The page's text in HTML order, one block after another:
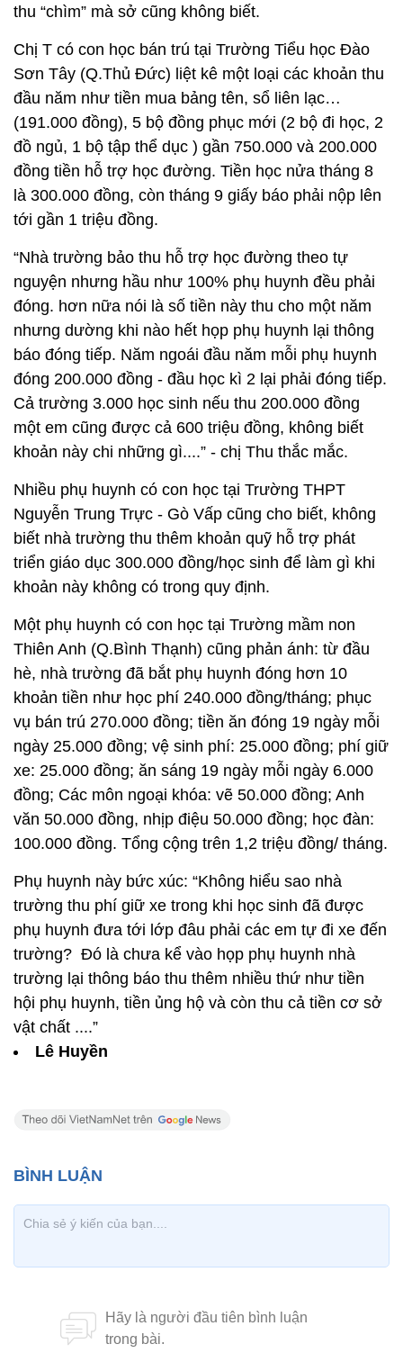
thu “chìm” mà sở cũng không biết.
Chị T có con học bán trú tại Trường Tiểu học Đào
Sơn Tây (Q.Thủ Đức) liệt kê một loại các khoản thu
đầu năm như tiền mua bảng tên, sổ liên lạc…
(191.000 đồng), 5 bộ đồng phục mới (2 bộ đi học, 2
đồ ngủ, 1 bộ tập thể dục ) gần 750.000 và 200.000
đồng tiền hỗ trợ học đường. Tiền học nửa tháng 8
là 300.000 đồng, còn tháng 9 giấy báo phải nộp lên
tới gần 1 triệu đồng.
“Nhà trường bảo thu hỗ trợ học đường theo tự
nguyện nhưng hầu như 100% phụ huynh đều phải
đóng. hơn nữa nói là số tiền này thu cho một năm
nhưng dường khi nào hết họp phụ huynh lại thông
báo đóng tiếp. Năm ngoái đầu năm mỗi phụ huynh
đóng 200.000 đồng - đầu học kì 2 lại phải đóng tiếp.
Cả trường 3.000 học sinh nếu thu 200.000 đồng
một em cũng được cả 600 triệu đồng, không biết
khoản này chi những gì....” - chị Thu thắc mắc.
Nhiều phụ huynh có con học tại Trường THPT
Nguyễn Trung Trực - Gò Vấp cũng cho biết, không
biết nhà trường thu thêm khoản quỹ hỗ trợ phát
triển giáo dục 300.000 đồng/học sinh để làm gì khi
khoản này không có trong quy định.
Một phụ huynh có con học tại Trường mầm non
Thiên Anh (Q.Bình Thạnh) cũng phản ánh: từ đầu
hè, nhà trường đã bắt phụ huynh đóng hơn 10
khoản tiền như học phí 240.000 đồng/tháng; phục
vụ bán trú 270.000 đồng; tiền ăn đóng 19 ngày mỗi
ngày 25.000 đồng; vệ sinh phí: 25.000 đồng; phí giữ
xe: 25.000 đồng; ăn sáng 19 ngày mỗi ngày 6.000
đồng; Các môn ngoại khóa: vẽ 50.000 đồng; Anh
văn 50.000 đồng, nhịp điệu 50.000 đồng; học đàn:
100.000 đồng. Tổng cộng trên 1,2 triệu đồng/ tháng.
Phụ huynh này bức xúc: “Không hiểu sao nhà
trường thu phí giữ xe trong khi học sinh đã được
phụ huynh đưa tới lớp đâu phải các em tự đi xe đến
trường? Đó là chưa kể vào họp phụ huynh nhà
trường lại thông báo thu thêm nhiều thứ như tiền
hội phụ huynh, tiền ủng hộ và còn thu cả tiền cơ sở
vật chất ....”
Lê Huyền